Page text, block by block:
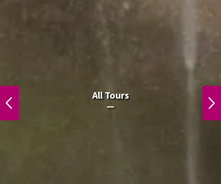
All Tours
All Laos Tours.